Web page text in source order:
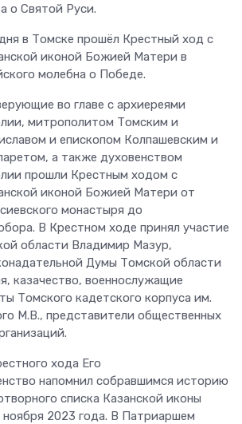
о Святой Руси.
в Томске прошёл Крестный ход с
иконой Божией Матери в
молебна о Победе.
во главе с архиереями
митрополитом Томским и
и епископом Колпашевским и
а также духовенством
прошли Крестным ходом с
иконой Божией Матери от
монастыря до
В Крестном ходе принял участие
области Владимир Мазур,
Думы Томской области
казачество, военнослужащие
Томского кадетского корпуса им.
М.В., представители общественных
хода Его
напомнил собравшимся историю
списка Казанской иконы
2023 года. В Патриаршем